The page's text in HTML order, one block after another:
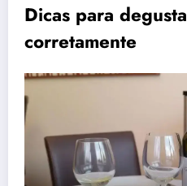
Dicas para
corretamente